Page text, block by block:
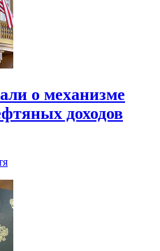
о механизме
доходов